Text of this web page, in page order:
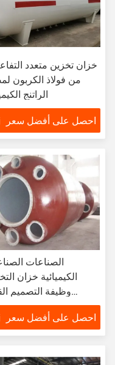
خزان تخزين متعدد
من فولاذ الكربون
الراتنج
احصل على أفضل سعر
الصناعات
الكيميائية خزان
وظيفة التصميم
للتخصيص
احصل على أفضل سعر